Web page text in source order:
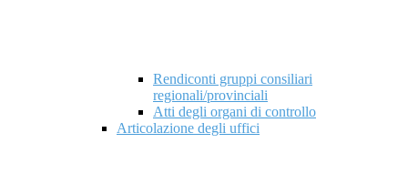
Rendiconti gruppi consiliari
regionali/provinciali
Atti degli organi di controllo
Articolazione degli uffici